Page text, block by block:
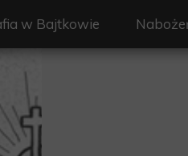
w Bajtkowie